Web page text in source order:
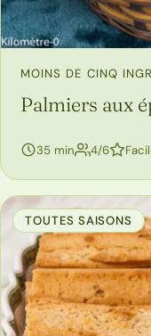
MOINS DE CINQ
Palmiers aux
35 min 4/6
TOUTES SAISONS